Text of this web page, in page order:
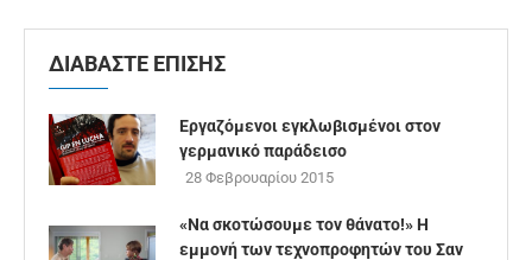
ΔΙΑΒΑΣΤΕ ΕΠΙΣΗΣ
Εργαζόμενοι εγκλωβισμένοι στον
γερμανικό παράδεισο
28 Φεβρουαρίου 2015
«Να σκοτώσουμε τον θάνατο!» Η
εμμονή των τεχνοπροφητών του Σαν